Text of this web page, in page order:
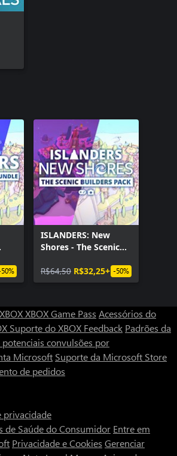
ISLANDERS: New
Shores - The Scenic
R$64,50 R$32,25+ -50%
XBOX Game Pass Acessórios do
Suporte do XBOX Feedback Padrões da
convulsões por
Microsoft Suporte da Microsoft Store
de pedidos
privacidade
de Saúde do Consumidor Entre em
Privacidade e Cookies Gerenciar